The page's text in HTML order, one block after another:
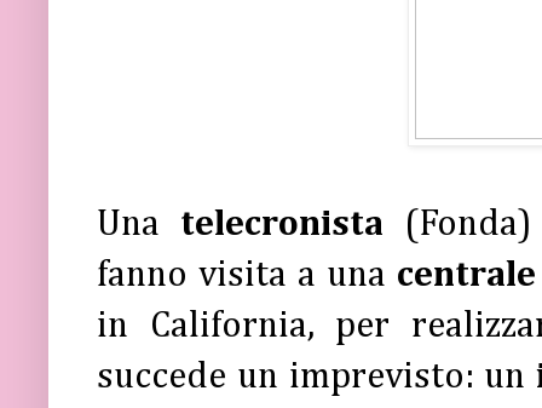
Una telecronista
fanno visita a una
in California, per
succede un imprevisto: un